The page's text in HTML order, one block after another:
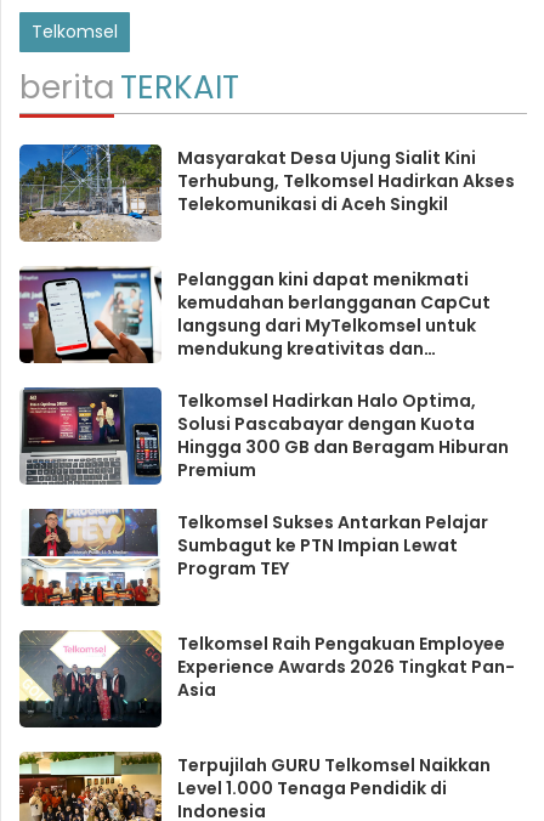
Telkomsel
beritaTERKAIT
Masyarakat Desa Ujung Sialit Kini
Terhubung, Telkomsel Hadirkan Akses
Telekomunikasi di Aceh Singkil
Pelanggan kini dapat menikmati
kemudahan berlangganan CapCut
langsung dari MyTelkomsel untuk
mendukung kreativitas dan
Telkomsel Hadirkan Halo Optima,
Solusi Pascabayar dengan Kuota
Hingga 300 GB dan Beragam Hiburan
Premium
Telkomsel Sukses Antarkan Pelajar
Sumbagut ke PTN Impian Lewat
Program TEY
Telkomsel Raih Pengakuan Employee
Experience Awards 2026 Tingkat Pan-
Asia
Terpujilah GURU Telkomsel Naikkan
Level 1.000 Tenaga Pendidik di
Indonesia